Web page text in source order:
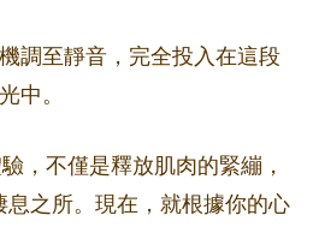
機調至靜音，完全投入在這段
中。
，不僅是釋放肌肉的緊繃，
息之所。現在，就根據你的心